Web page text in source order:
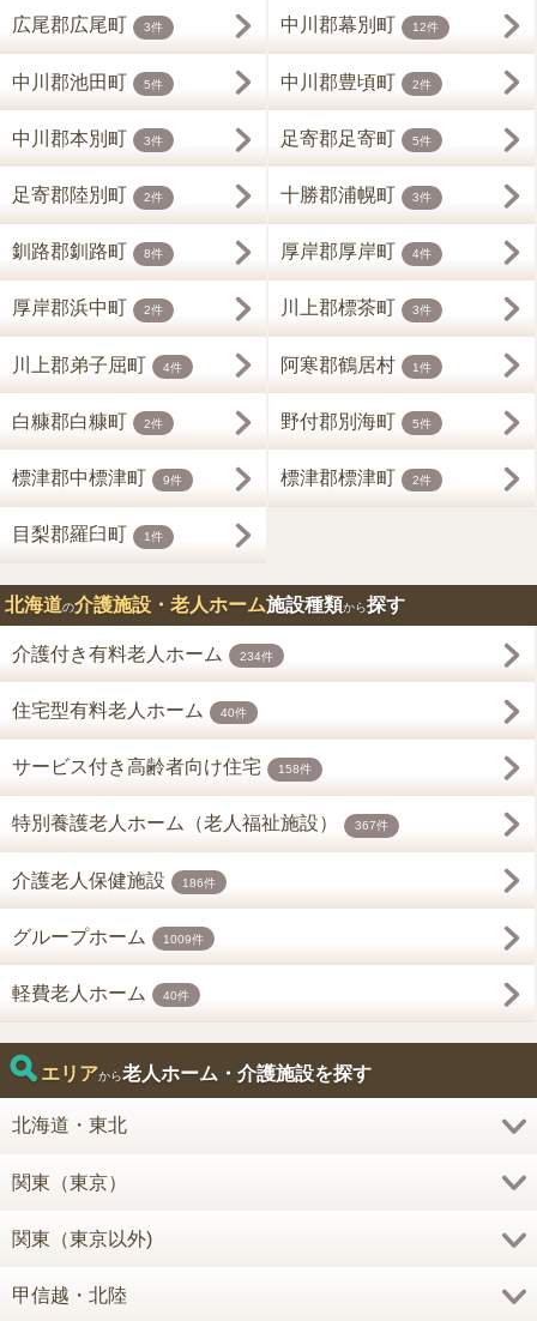
広尾郡広尾町 3件 中川郡幕別町 12件
中川郡池田町 5件 中川郡豊頃町 2件
中川郡本別町 3件 足寄郡足寄町 5件
足寄郡陸別町 2件 十勝郡浦幌町 3件
釧路郡釧路町 8件 厚岸郡厚岸町 4件
厚岸郡浜中町 2件 川上郡標茶町 3件
川上郡弟子屈町 4件 阿寒郡鶴居村 1件
白糠郡白糠町 2件 野付郡別海町 5件
標津郡中標津町 9件 標津郡標津町 2件
目梨郡羅臼町 1件
北海道の介護施設・老人ホーム施設種類から探す
介護付き有料老人ホーム 234件
住宅型有料老人ホーム 40件
サービス付き高齢者向け住宅 158件
特別養護老人ホーム（老人福祉施設） 367件
介護老人保健施設 186件
グループホーム 1009件
軽費老人ホーム 40件
エリアから老人ホーム・介護施設を探す
北海道・東北
関東（東京）
関東（東京以外)
甲信越・北陸